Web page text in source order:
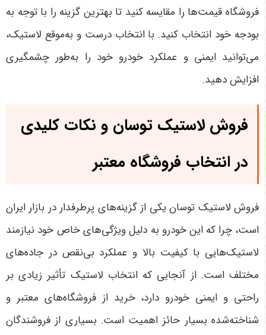
فروشگاه قیمت‌ها را مقایسه کنید تا بهترین گزینه را با توجه به
بودجه خود انتخاب کنید. با انتخاب درست و به‌موقع لاستیک،
می‌توانید ایمنی و عملکرد خودرو خود را به‌طور چشمگیری
افزایش دهید.
فروش لاستیک توسان و نکات کلیدی
در انتخاب فروشگاه معتبر
فروش لاستیک توسان یکی از گزینه‌های پرطرفدار در بازار ایران
است، چرا که این خودرو به دلیل ویژگی‌های خاص خود نیازمند
لاستیک‌هایی با کیفیت بالا و عملکرد بی‌نقص در جاده‌های
مختلف است. از آنجایی که انتخاب لاستیک تأثیر زیادی بر
راحتی و ایمنی خودرو دارد، خرید از فروشگاه‌های معتبر و
شناخته‌شده بسیار حائز اهمیت است. بسیاری از فروشندگان